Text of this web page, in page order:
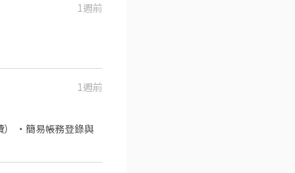
備機車並具備合法駕
正式安排入班作
讀內文，避免私訊重
等候顧問通知 . 📩 歡
履歷表
/電話/應徵OO 智取店
專員 #長期人員👇
市人員，時薪最高
店🦐不須跑店! 薪資
門市工讀生/長
1週前
1週前
） ・簡易帳務登錄與